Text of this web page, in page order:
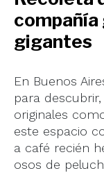
compañía
gigantes
En Buenos
para
originales
este espacio
a café recién
osos de